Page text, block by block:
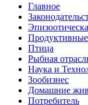
Главное
Птица
Рыбная
Наука и
Зообизнес
Домашние
Потребитель